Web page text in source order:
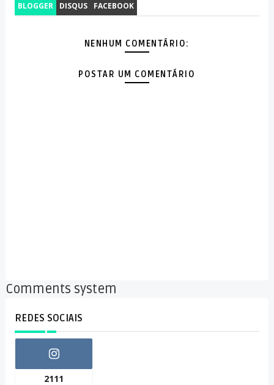
BLOGGER DISQUS FACEBOOK
NENHUM COMENTÁRIO:
POSTAR UM COMENTÁRIO
Comments system
REDES SOCIAIS
2111